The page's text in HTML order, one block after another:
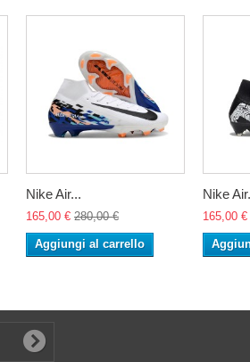
Nike Air...
165,00 € 280,00 €
Aggiungi al carrello
Nike
165,00 €